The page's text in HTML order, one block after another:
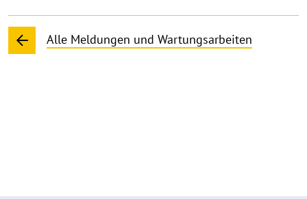
Alle Meldungen und Wartungsarbeiten